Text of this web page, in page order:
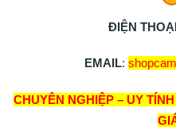
ĐIỆN
EMAIL:
CHUYÊN NGHIỆP – UY